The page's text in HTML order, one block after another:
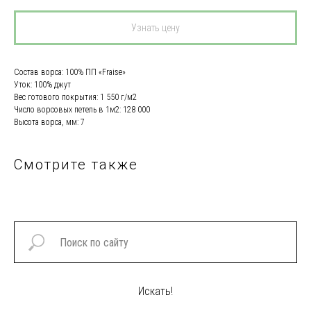
Узнать цену
Состав ворса: 100% ПП «Fraise»
Уток: 100% джут
Вес готового покрытия: 1 550 г/м2
Число ворсовых петель в 1м2: 128 000
Высота ворса, мм: 7
Смотрите также
Искать!